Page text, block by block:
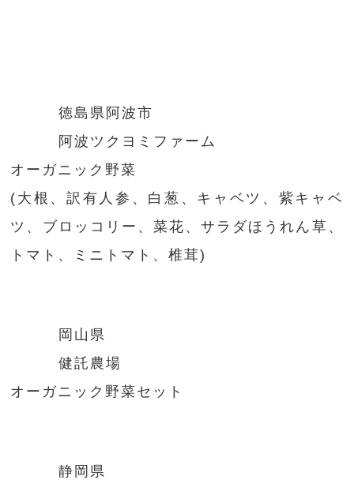
徳島県阿波市
阿波ツクヨミファーム
オーガニック野菜
(大根、訳有人参、白葱、キャベツ、紫キャベ
ツ、ブロッコリー、菜花、サラダほうれん草、
トマト、ミニトマト、椎茸)
岡山県
健託農場
オーガニック野菜セット
静岡県